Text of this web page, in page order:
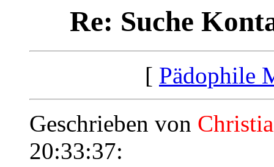
Re: Suche
[ Pädophile
Geschrieben von
20:33:37: